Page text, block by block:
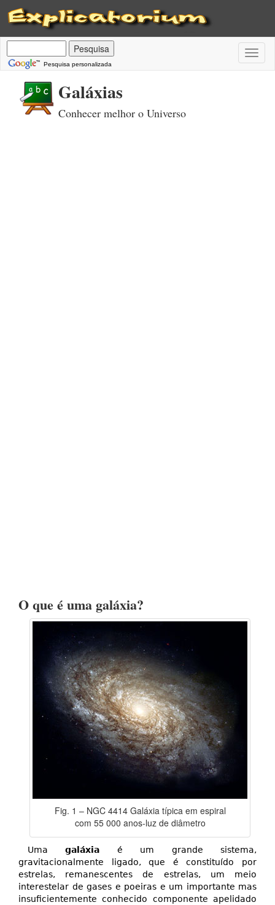
Pesquisa personalizada
Galáxias
Conhecer melhor o Universo
O que é uma galáxia?
Fig. 1 – NGC 4414 Galáxia típica em espiral
com 55 000 anos-luz de diâmetro
Umagaláxia é um grande sistema,
gravitacionalmente ligado, que é constituído por
estrelas, remanescentes de estrelas, um meio
interestelar de gases e poeiras e um importante mas
insuficientemente conhecido componente apelidado